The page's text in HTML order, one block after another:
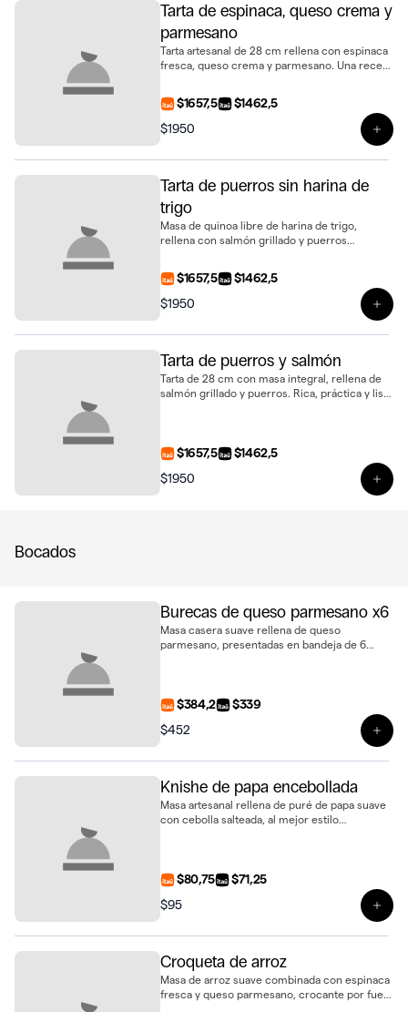
Tarta de espinaca, queso crema y
parmesano
Tarta artesanal de 28 cm rellena con espinaca
fresca, queso crema y parmesano. Una receta
$1657,5
$1462,5
$1950
Tarta de puerros sin harina de
trigo
Masa de quinoa libre de harina de trigo,
rellena con salmón grillado y puerros
diferente, ideal para compartir
$1657,5
$1462,5
$1950
Tarta de puerros y salmón
Tarta de 28 cm con masa integral, rellena de
salmón grillado y puerros. Rica, práctica y lista
$1657,5
$1462,5
$1950
Ver
Bocados
Burecas de queso parmesano x6
Masa casera suave rellena de queso
parmesano, presentadas en bandeja de 6
$384,2
$339
$452
Knishe de papa encebollada
Masa artesanal rellena de puré de papa suave
con cebolla salteada, al mejor estilo
$80,75
$71,25
$95
Croqueta de arroz
Masa de arroz suave combinada con espinaca
fresca y queso parmesano, crocante por fuera